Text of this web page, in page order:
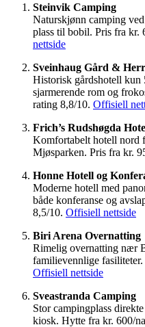
Steinvik Camping
Naturskjønn camping
plass til bobil. Pris fra kr.
nettside
Sveinhaug Gård &
Historisk gårdshotell kun
sjarmerende rom og
rating 8,8/10. Offisiell
Frich’s Rudshøgda
Komfortabelt hotell nord
Mjøsparken. Pris fra kr.
Honne Hotell og
Moderne hotell med
både konferanse og
8,5/10. Offisiell nettside
Biri Arena Overnatting
Rimelig overnatting nær
familievennlige
Offisiell nettside
Sveastranda Camping
Stor campingplass
kiosk. Hytte fra kr. 600/